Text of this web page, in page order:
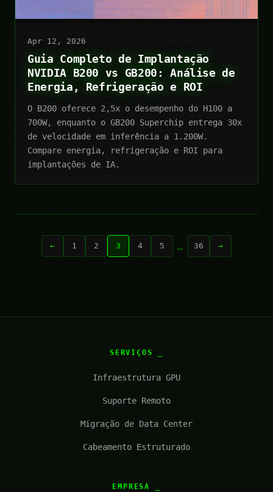
Apr 12, 2026
Guia Completo de Implantação
NVIDIA B200 vs GB200: Análise de
Energia, Refrigeração e ROI
O B200 oferece 2,5x o desempenho do H100 a
700W, enquanto o GB200 Superchip entrega 30x
de velocidade em inferência a 1.200W.
Compare energia, refrigeração e ROI para
implantações de IA.
← 1 2 3 4 5 … 36 →
SERVIÇOS
Infraestrutura GPU
Suporte Remoto
Migração de Data Center
Cabeamento Estruturado
EMPRESA